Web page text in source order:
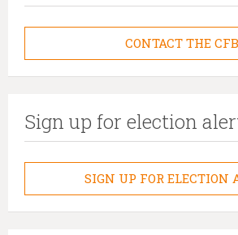
CONTACT THE CFB
Sign up for election
SIGN UP FOR ELECTION